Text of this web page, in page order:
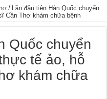
/ Lần đầu tiên Hàn Quốc chuyển
Cần Thơ khám chữa bệnh
Quốc chuyển
tế ảo, hỗ
khám chữa